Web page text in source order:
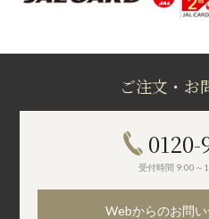
ご注文・お
0120-
受付時間 9:00～
Webからのお問